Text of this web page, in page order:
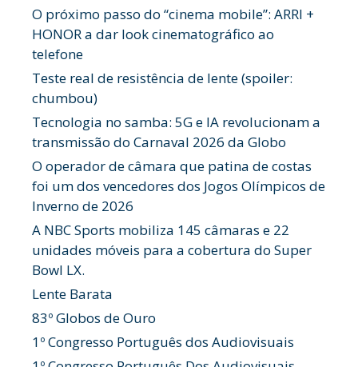
O próximo passo do “cinema mobile”: ARRI +
HONOR a dar look cinematográfico ao
telefone
Teste real de resistência de lente (spoiler:
chumbou)
Tecnologia no samba: 5G e IA revolucionam a
transmissão do Carnaval 2026 da Globo
O operador de câmara que patina de costas
foi um dos vencedores dos Jogos Olímpicos de
Inverno de 2026
A NBC Sports mobiliza 145 câmaras e 22
unidades móveis para a cobertura do Super
Bowl LX.
Lente Barata
83º Globos de Ouro
1º Congresso Português dos Audiovisuais